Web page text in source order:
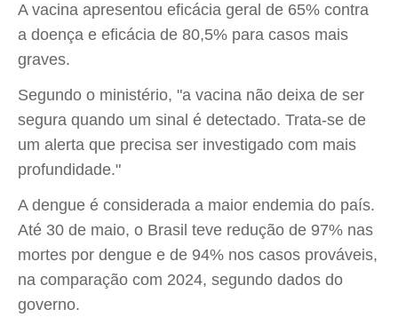
A vacina apresentou eficácia geral de 65% contra
a doença e eficácia de 80,5% para casos mais
graves.
Segundo o ministério, "a vacina não deixa de ser
segura quando um sinal é detectado. Trata-se de
um alerta que precisa ser investigado com mais
profundidade."
A dengue é considerada a maior endemia do país.
Até 30 de maio, o Brasil teve redução de 97% nas
mortes por dengue e de 94% nos casos prováveis,
na comparação com 2024, segundo dados do
governo.